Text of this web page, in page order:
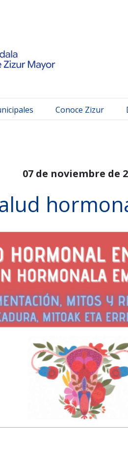
Conoce Zizur
07 de noviembre de